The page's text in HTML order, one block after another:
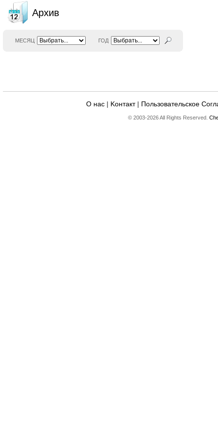
Архив
МЕСЯЦ ГОД
О нас | Kонтакт| Пользовательское
© 2003-2026 All Rights Reserved.